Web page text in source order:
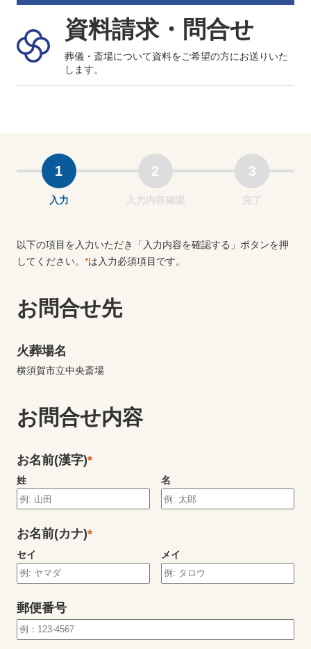
資料請求・問合せ
葬儀・斎場について資料をご希望の方にお送りいた
します。
1
入力
2
入力内容確認
3
完了
以下の項目を入力いただき「入力内容を確認する」ボタンを押
してください。 *は入力必須項目です。
お問合せ先
火葬場名
横須賀市立中央斎場
お問合せ内容
お名前(漢字)*
姓 名
お名前(カナ)*
セイ メイ
郵便番号